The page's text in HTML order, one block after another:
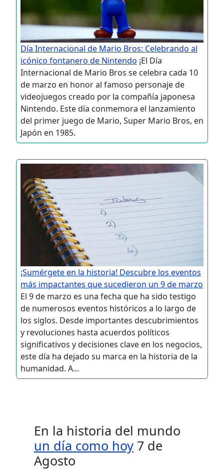
Día Internacional de Mario Bros: Celebrando al
icónico fontanero de Nintendo ¡El Día
Internacional de Mario Bros se celebra cada 10
de marzo en honor al famoso personaje de
videojuegos creado por la compañía japonesa
Nintendo. Este día conmemora el lanzamiento
del primer juego de Mario, Super Mario Bros, en
Japón en 1985.
¡Sumérgete en la historia! Descubre los eventos
más impactantes que sucedieron un 9 de marzo
El 9 de marzo es una fecha que ha sido testigo
de numerosos eventos históricos a lo largo de
los siglos. Desde importantes descubrimientos
y revoluciones hasta acuerdos políticos
significativos y decisiones clave en los negocios,
este día ha dejado su marca en la historia de la
humanidad. A...
En la historia del mundo
un día como hoy 7 de
Agosto